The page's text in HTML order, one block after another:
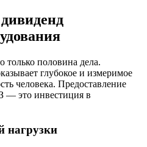
половина дела.
глубокое и измеримое
человека. Предоставление
— это инвестиция в
нагрузки